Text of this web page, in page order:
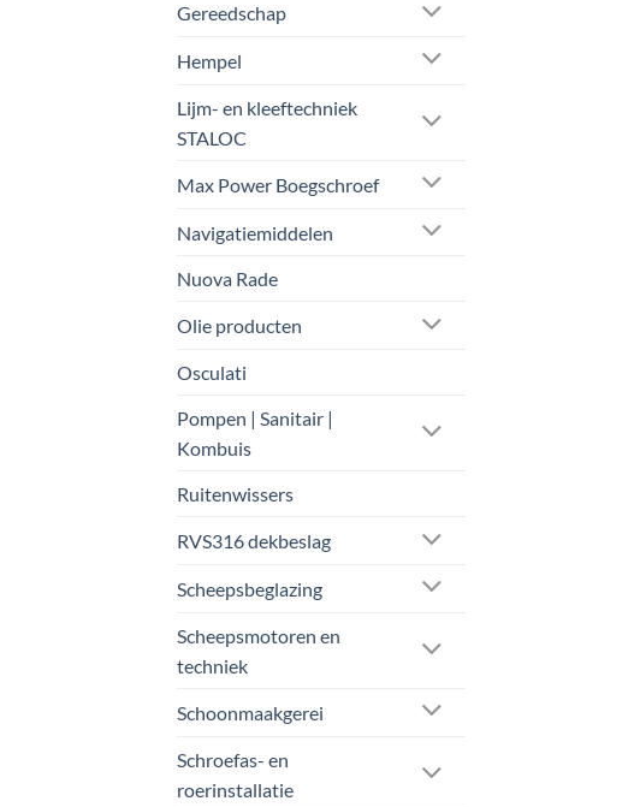
Gereedschap
Hempel
Lijm- en kleeftechniek
STALOC
Max Power Boegschroef
Navigatiemiddelen
Nuova Rade
Olie producten
Osculati
Pompen | Sanitair |
Kombuis
Ruitenwissers
RVS316 dekbeslag
Scheepsbeglazing
Scheepsmotoren en
techniek
Schoonmaakgerei
Schroefas- en
roerinstallatie